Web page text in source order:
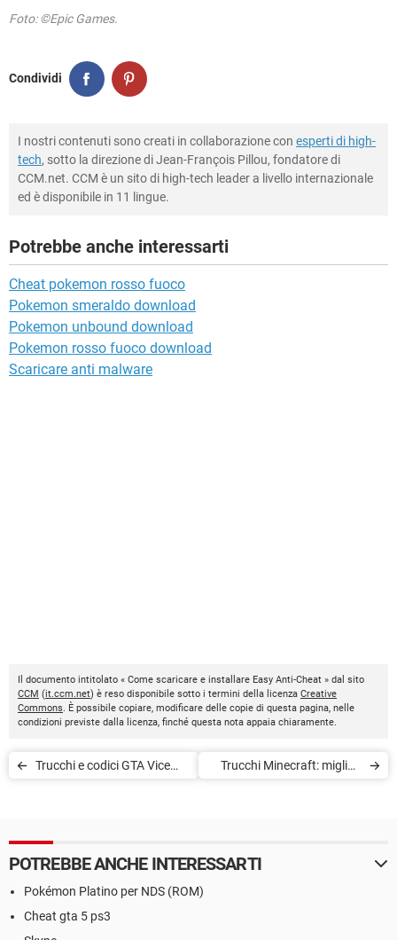
Foto: ©Epic Games.
Condividi
I nostri contenuti sono creati in collaborazione con esperti di high-
tech, sotto la direzione di Jean-François Pillou, fondatore di
CCM.net. CCM è un sito di high-tech leader a livello internazionale
ed è disponibile in 11 lingue.
Potrebbe anche interessarti
Cheat pokemon rosso fuoco
Pokemon smeraldo download
Pokemon unbound download
Pokemon rosso fuoco download
Scaricare anti malware
Il documento intitolato « Come scaricare e installare Easy Anti-Cheat » dal sito
CCM (it.ccm.net) è reso disponibile sotto i termini della licenza Creative
Commons. È possibile copiare, modificare delle copie di questa pagina, nelle
condizioni previste dalla licenza, finché questa nota appaia chiaramente.
Trucchi e codici GTA Vice
Trucchi Minecraft: migliori
POTREBBE ANCHE INTERESSARTI
Pokémon Platino per NDS (ROM)
Cheat gta 5 ps3